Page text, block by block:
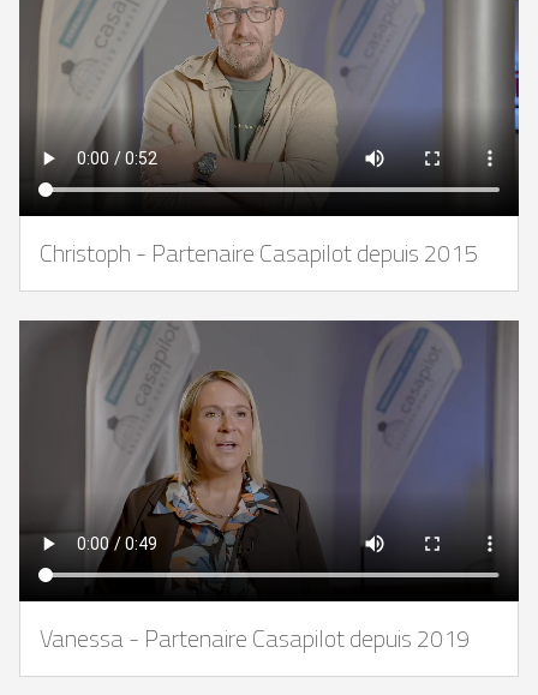
Christoph - Partenaire Casapilot depuis 2015
Vanessa - Partenaire Casapilot depuis 2019